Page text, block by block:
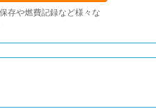
存や燃費記録など様々な